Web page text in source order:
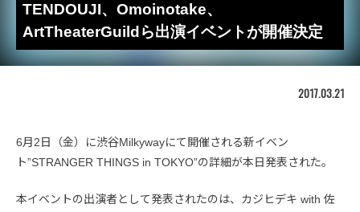
TENDOUJI、Omoinotake、
ArtTheaterGuildら出演イベントが開催決定
2017.03.21
6月2日（金）に渋谷Milkywayにて開催される新イベン
ト”STRANGER THINGS in TOKYO”の詳細が本日発表された。
本イベントの出演者として発表されたのは、カジヒデキ with 佐